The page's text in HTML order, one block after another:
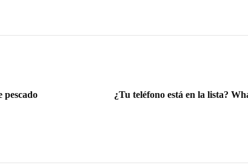
pescado
¿Tu teléfono está en la lista?